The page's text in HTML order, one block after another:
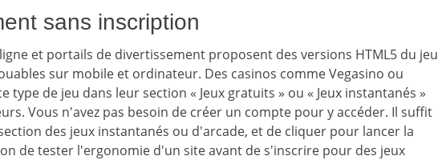
sans inscription
et portails de divertissement proposent des versions HTML5 du jeu
sur mobile et ordinateur. Des casinos comme Vegasino ou
type de jeu dans leur section « Jeux gratuits » ou « Jeux instantanés »
Vous n'avez pas besoin de créer un compte pour y accéder. Il suffit
des jeux instantanés ou d'arcade, et de cliquer pour lancer la
de tester l'ergonomie d'un site avant de s'inscrire pour des jeux